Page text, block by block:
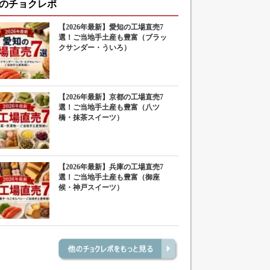
チョクレポ
【2026年最新】愛知の工場直売7
選！ご当地手土産も豊富（ブラッ
クサンダー・ういろ）
【2026年最新】京都の工場直売7
選！ご当地手土産も豊富（八ツ
橋・抹茶スイーツ）
【2026年最新】兵庫の工場直売7
選！ご当地手土産も豊富（御座
候・神戸スイーツ）